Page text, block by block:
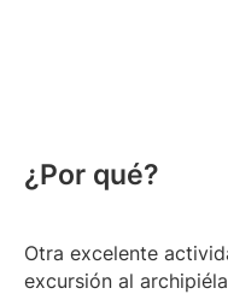
¿Por qué?
Otra excelente
excursión al